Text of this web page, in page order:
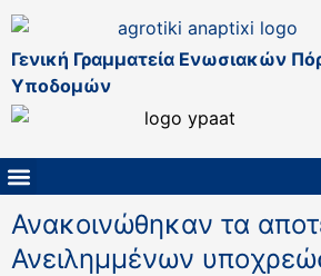
Γενική Γραμματεία Ενωσιακών
Υποδομών
Ανακοινώθηκαν τα
Ανειλημμένων